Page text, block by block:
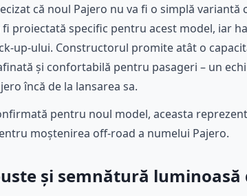
că noul Pajero nu va fi o simplă variantă
proiectată specific pentru acest model, iar
up-ului. Constructorul promite atât o
și confortabilă pentru pasageri – un
încă de la lansarea sa.
pentru noul model, aceasta
moștenirea off-road a numelui Pajero.
și semnătură